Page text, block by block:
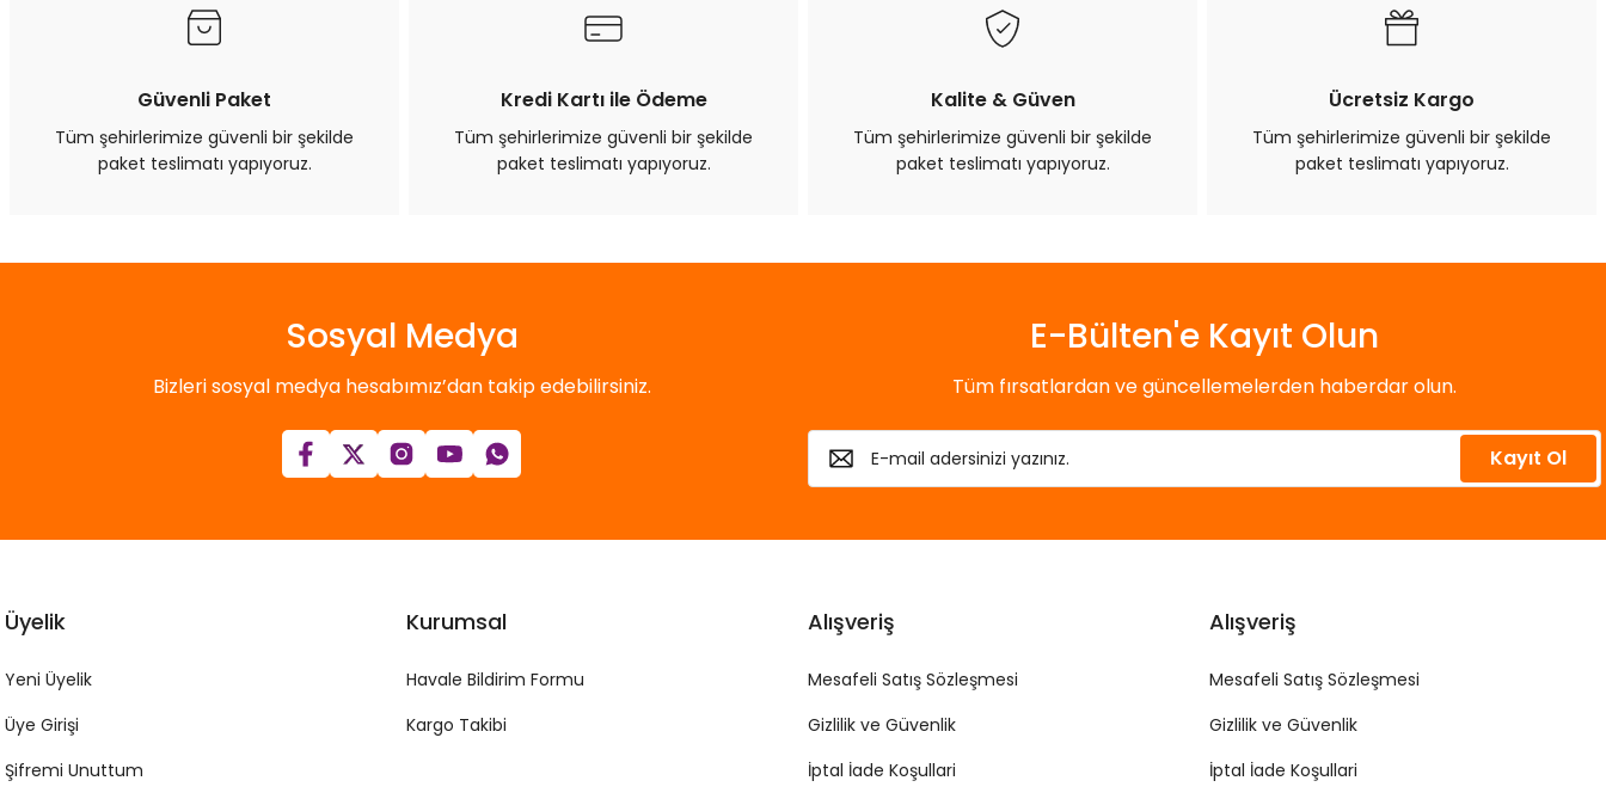
Güvenli Paket
Tüm şehirlerimize güvenli bir şekilde
paket teslimatı yapıyoruz.
Kredi Kartı ile Ödeme
Tüm şehirlerimize güvenli bir şekilde
paket teslimatı yapıyoruz.
Kalite & Güven
Tüm şehirlerimize güvenli bir şekilde
paket teslimatı yapıyoruz.
Ücretsiz Kargo
Tüm şehirlerimize güvenli bir şekilde
paket teslimatı yapıyoruz.
Sosyal Medya
Bizleri sosyal medya hesabımız’dan takip edebilirsiniz.
E-Bülten'e Kayıt Olun
Tüm fırsatlardan ve güncellemelerden haberdar olun.
Kayıt Ol
Üyelik
Yeni Üyelik
Üye Girişi
Şifremi Unuttum
Kurumsal
Havale Bildirim Formu
Kargo Takibi
Alışveriş
Mesafeli Satış Sözleşmesi
Gizlilik ve Güvenlik
İptal İade Koşullari
Alışveriş
Mesafeli Satış Sözleşmesi
Gizlilik ve Güvenlik
İptal İade Koşullari